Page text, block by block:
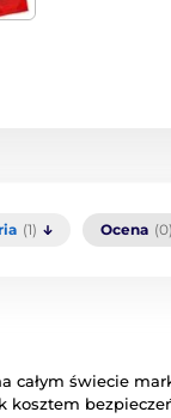
(1) Ocena (0)
całym świecie